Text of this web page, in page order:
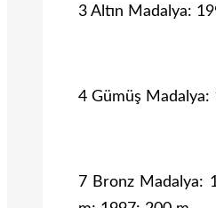
3 Altın Madalya:
4 Gümüş
7 Bronz Madalya: